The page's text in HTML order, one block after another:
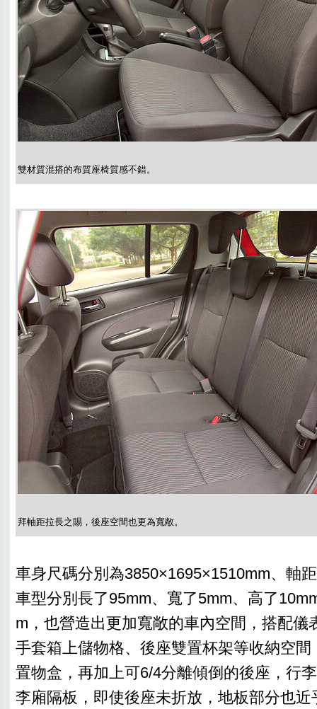
雙材質混搭的布質座椅質感不錯。
拜軸距拉長之賜，後座空間也更為寬敞。
車身尺碼分別為3850×1695×1510mm、軸
車型分別長了95mm、寬了5mm、高了
m，也營造出更加寬敞的車內空間，搭配儀
手套箱上儲物格、後座雙置杯架等收納空
置物盒，再加上可6/4分離傾倒的後座，行
李廂隔板，即使後座未折放，地板部分也